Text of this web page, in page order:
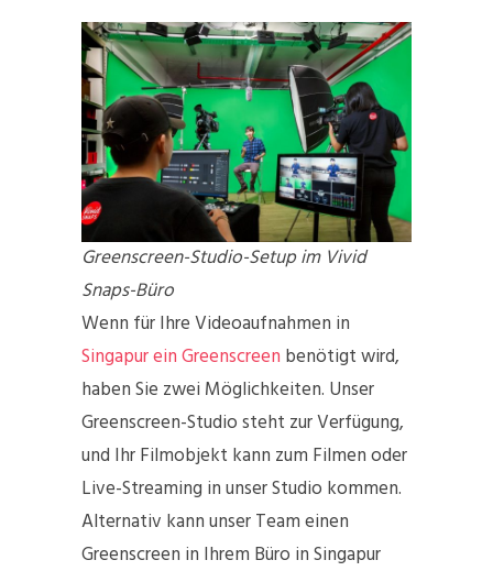
Greenscreen-Studio-Setup im Vivid
Snaps-Büro
Wenn für Ihre Videoaufnahmen in
Singapur ein Greenscreen benötigt wird,
haben Sie zwei Möglichkeiten. Unser
Greenscreen-Studio steht zur Verfügung,
und Ihr Filmobjekt kann zum Filmen oder
Live-Streaming in unser Studio kommen.
Alternativ kann unser Team einen
Greenscreen in Ihrem Büro in Singapur